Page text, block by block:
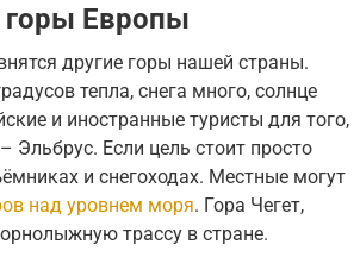
горы Европы
другие горы нашей страны.
тепла, снега много, солнце
и иностранные туристы для того,
Эльбрус. Если цель стоит просто
и снегоходах. Местные могут
над уровнем моря. Гора Чегет,
трассу в стране.